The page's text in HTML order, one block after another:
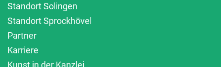
Standort Solingen
Standort Sprockhövel
Partner
Karriere
Kunst in der Kanzlei